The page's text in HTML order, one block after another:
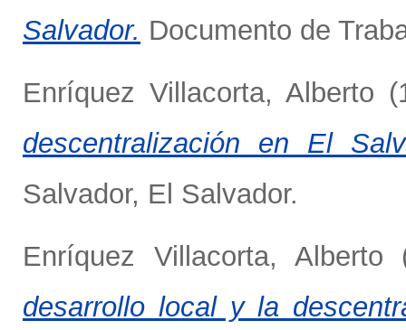
Salvador. Documento de
Enríquez Villacorta, Alberto
descentralización en El
Salvador, El Salvador.
Enríquez Villacorta, Alberto
desarrollo local y la